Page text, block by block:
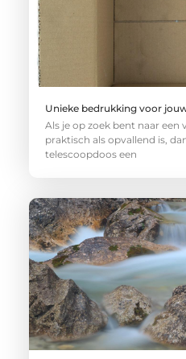
Unieke bedrukking voor
Als je op zoek bent naar een
praktisch als opvallend is,
telescoopdoos een